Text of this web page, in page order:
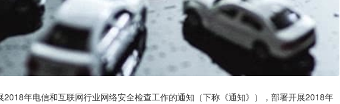
年电信和互联网行业网络安全检查工作的通知（下称《通知》），部署开展2018年